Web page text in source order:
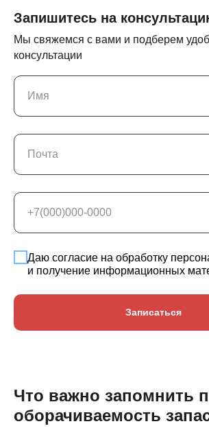
Запишитесь на
Мы свяжемся с вами и подберем
консультации
Имя
Почта
+7(000)000-0000
Даю согласие на обработку
и получение информационных
Записаться
Что важно запомнить
оборачиваемость